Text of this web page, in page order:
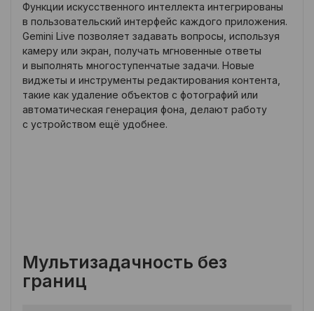
Функции искусственного интеллекта интегрированы
в пользовательский интерфейс каждого приложения.
Gemini Live позволяет задавать вопросы, используя
камеру или экран, получать мгновенные ответы
и выполнять многоступенчатые задачи. Новые
виджеты и инструменты редактирования контента,
такие как удаление объектов с фотографий или
автоматическая генерация фона, делают работу
с устройством ещё удобнее.
Мультизадачность без
границ